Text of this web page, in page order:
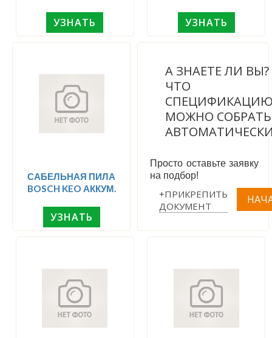
УЗНАТЬ УЗНАТЬ
САБЕЛЬНАЯ ПИЛА
BOSCH KEO АККУМ.
УЗНАТЬ
А ЗНАЕТЕ ЛИ ВЫ?
ЧТО
МОЖНО СОБРАТЬ
Просто оставьте заявку
на подбор!
+ПРИКРЕПИТЬ
ДОКУМЕНТ